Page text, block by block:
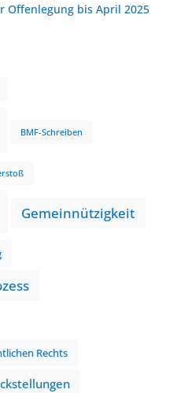
Offenlegung bis April 2025
BMF-Schreiben
Gemeinnützigkeit
Rechts